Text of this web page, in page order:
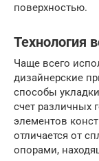
поверхностью.
Технология
Чаще всего
дизайнерские
способы
счет различных
элементов
отличается от
опорами,